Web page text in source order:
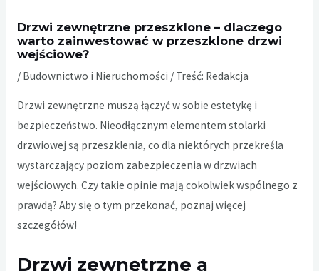
Drzwi zewnętrzne przeszklone – dlaczego
warto zainwestować w przeszklone drzwi
wejściowe?
/ Budownictwo i Nieruchomości / Treść: Redakcja
Drzwi zewnętrzne muszą łączyć w sobie estetykę i
bezpieczeństwo. Nieodłącznym elementem stolarki
drzwiowej są przeszklenia, co dla niektórych przekreśla
wystarczający poziom zabezpieczenia w drzwiach
wejściowych. Czy takie opinie mają cokolwiek wspólnego z
prawdą? Aby się o tym przekonać, poznaj więcej
szczegółów!
Drzwi zewnętrzne a